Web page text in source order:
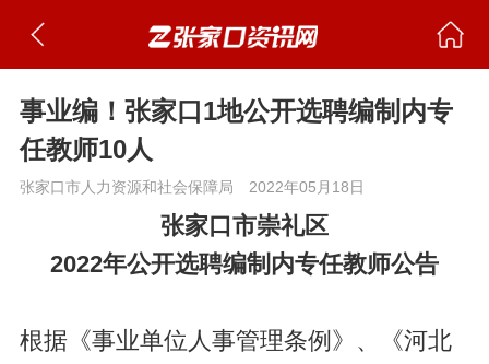
事业编！张家口1地公开选聘编制内专
任教师10人
张家口市人力资源和社会保障局 2022年05月18日
张家口市崇礼区
2022年公开选聘编制内专任教师公告
根据《事业单位人事管理条例》、《河北